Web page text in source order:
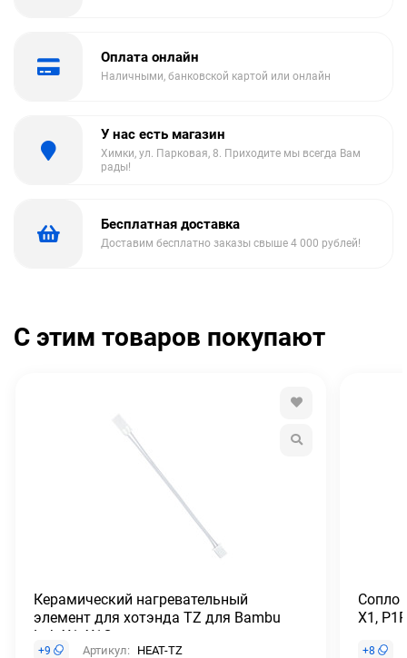
Оплата онлайн
Наличными, банковской картой или онлайн
У нас есть магазин
Химки, ул. Парковая, 8. Приходите мы всегда Вам
рады!
Бесплатная доставка
Доставим бесплатно заказы свыше 4 000 рублей!
С этим товаров покупают
Керамический нагревательный
элемент для хотэнда TZ для Bambu
Lab X1, X1C
+9 Артикул: HEAT-TZ
Сопло
X1,
+8